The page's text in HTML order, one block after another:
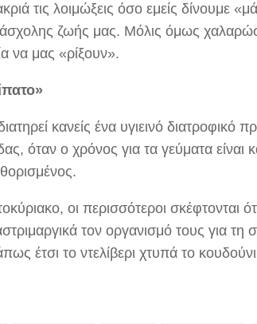
τις λοιμώξεις όσο εμείς δίνουμε
ζωής μας. Μόλις όμως
να μας «ρίξουν».
κανείς ένα υγιεινό διατροφικό
όταν ο χρόνος για τα γεύματα είναι
οι περισσότεροι σκέφτονται
τον οργανισμό τους για τη
έτσι το ντελίβερι χτυπά το